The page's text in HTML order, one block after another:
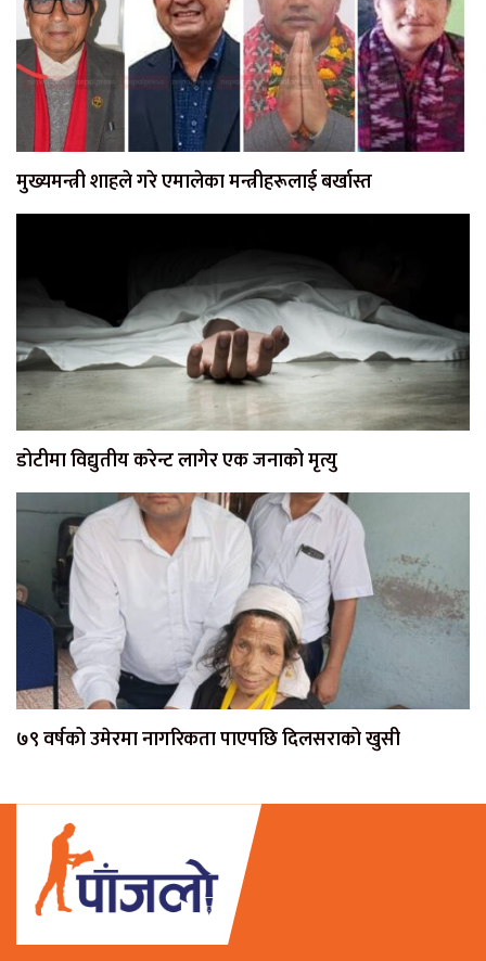
मुख्यमन्त्री शाहले गरे एमालेका मन्त्रीहरूलाई बर्खास्त
डोटीमा विद्युतीय करेन्ट लागेर एक जनाको मृत्यु
७९ वर्षको उमेरमा नागरिकता पाएपछि दिलसराको खुसी